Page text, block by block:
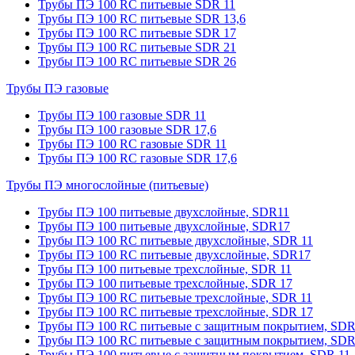
Трубы ПЭ 100 RC питьевые SDR 11
Трубы ПЭ 100 RC питьевые SDR 13,6
Трубы ПЭ 100 RC питьевые SDR 17
Трубы ПЭ 100 RC питьевые SDR 21
Трубы ПЭ 100 RC питьевые SDR 26
Трубы ПЭ газовые
Трубы ПЭ 100 газовые SDR 11
Трубы ПЭ 100 газовые SDR 17,6
Трубы ПЭ 100 RC газовые SDR 11
Трубы ПЭ 100 RC газовые SDR 17,6
Трубы ПЭ многослойные (питьевые)
Трубы ПЭ 100 питьевые двухслойные, SDR11
Трубы ПЭ 100 питьевые двухслойные, SDR17
Трубы ПЭ 100 RC питьевые двухслойные, SDR 11
Трубы ПЭ 100 RC питьевые двухслойные, SDR17
Трубы ПЭ 100 питьевые трехслойные, SDR 11
Трубы ПЭ 100 питьевые трехслойные, SDR 17
Трубы ПЭ 100 RC питьевые трехслойные, SDR 11
Трубы ПЭ 100 RC питьевые трехслойные, SDR 17
Трубы ПЭ 100 RC питьевые с защитным покрытием, SDR
Трубы ПЭ 100 RC питьевые с защитным покрытием,